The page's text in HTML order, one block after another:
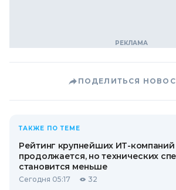
ПОДЕЛИТЬСЯ
ТАКЖЕ ПО ТЕМЕ
Рейтинг крупнейших ИТ-
продолжается, но технических
становится меньше
Сегодня 05:17 32